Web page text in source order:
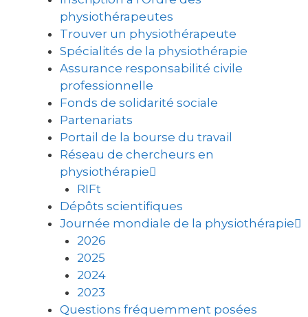
physiothérapeutes
Trouver un physiothérapeute
Spécialités de la physiothérapie
Assurance responsabilité civile
professionnelle
Fonds de solidarité sociale
Partenariats
Portail de la bourse du travail
Réseau de chercheurs en
physiothérapie
RIFt
Dépôts scientifiques
Journée mondiale de la physiothérapie
2026
2025
2024
2023
Questions fréquemment posées